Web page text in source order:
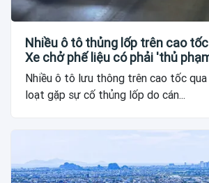
Nhiều ô tô thủng lốp trên cao
Xe chở phế liệu có phải 'thủ
Nhiều ô tô lưu thông trên cao tốc
loạt gặp sự cố thủng lốp do cán...